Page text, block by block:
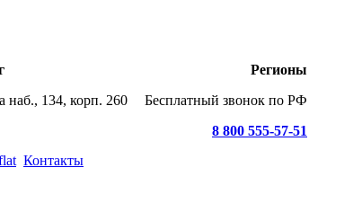
наб., 134, корп. 260
Регионы
Бесплатный звонок по РФ
8 800 555-57-51
Контакты